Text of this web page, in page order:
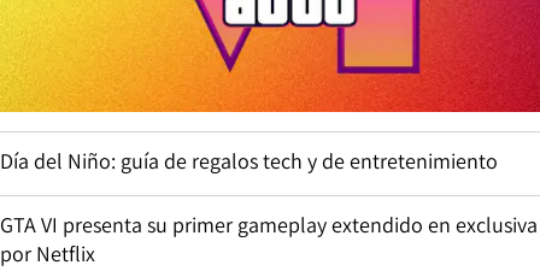
Día del Niño: guía de regalos tech y de entretenimiento
GTA VI presenta su primer gameplay extendido en exclusiva
por Netflix